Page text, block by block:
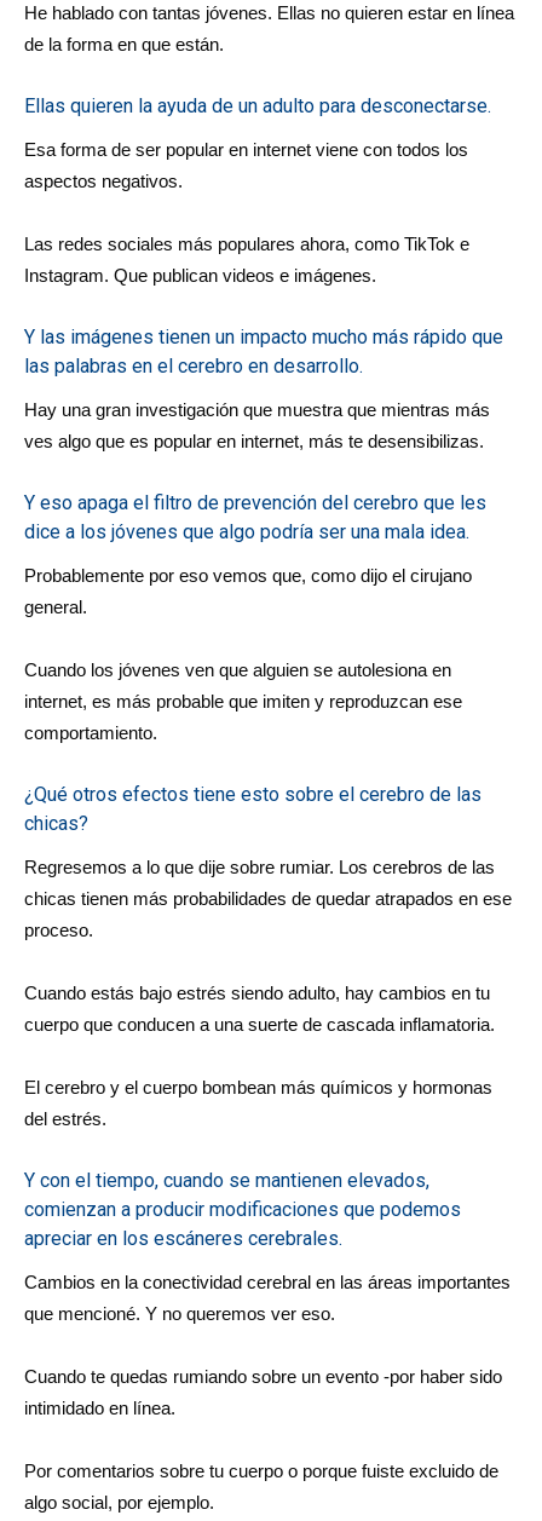
He hablado con tantas jóvenes. Ellas no quieren estar en línea
de la forma en que están.
Ellas quieren la ayuda de un adulto para desconectarse.
Esa forma de ser popular en internet viene con todos los
aspectos negativos.
Las redes sociales más populares ahora, como TikTok e
Instagram. Que publican videos e imágenes.
Y las imágenes tienen un impacto mucho más rápido que
las palabras en el cerebro en desarrollo.
Hay una gran investigación que muestra que mientras más
ves algo que es popular en internet, más te desensibilizas.
Y eso apaga el filtro de prevención del cerebro que les
dice a los jóvenes que algo podría ser una mala idea.
Probablemente por eso vemos que, como dijo el cirujano
general.
Cuando los jóvenes ven que alguien se autolesiona en
internet, es más probable que imiten y reproduzcan ese
comportamiento.
¿Qué otros efectos tiene esto sobre el cerebro de las
chicas?
Regresemos a lo que dije sobre rumiar. Los cerebros de las
chicas tienen más probabilidades de quedar atrapados en ese
proceso.
Cuando estás bajo estrés siendo adulto, hay cambios en tu
cuerpo que conducen a una suerte de cascada inflamatoria.
El cerebro y el cuerpo bombean más químicos y hormonas
del estrés.
Y con el tiempo, cuando se mantienen elevados,
comienzan a producir modificaciones que podemos
apreciar en los escáneres cerebrales.
Cambios en la conectividad cerebral en las áreas importantes
que mencioné. Y no queremos ver eso.
Cuando te quedas rumiando sobre un evento -por haber sido
intimidado en línea.
Por comentarios sobre tu cuerpo o porque fuiste excluido de
algo social, por ejemplo.